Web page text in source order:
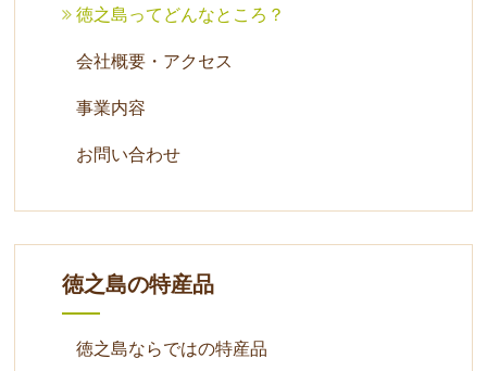
徳之島ってどんなところ？
会社概要・アクセス
事業内容
お問い合わせ
徳之島の特産品
徳之島ならではの特産品